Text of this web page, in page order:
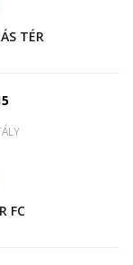
TÉR
FC